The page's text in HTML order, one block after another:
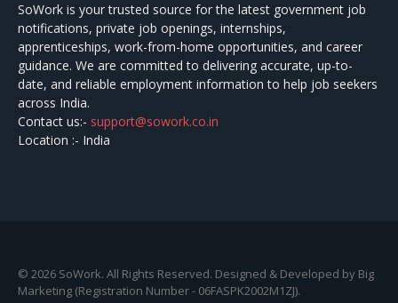
SoWork is your trusted source for the latest government job
notifications, private job openings, internships,
apprenticeships, work-from-home opportunities, and career
guidance. We are committed to delivering accurate, up-to-
date, and reliable employment information to help job seekers
across India.
Contact us:- support@sowork.co.in
Location :- India
© 2026 SoWork. All Rights Reserved. Designed & Developed by Big
Marketing (Registration Number - 06FASPK2002M1ZJ).